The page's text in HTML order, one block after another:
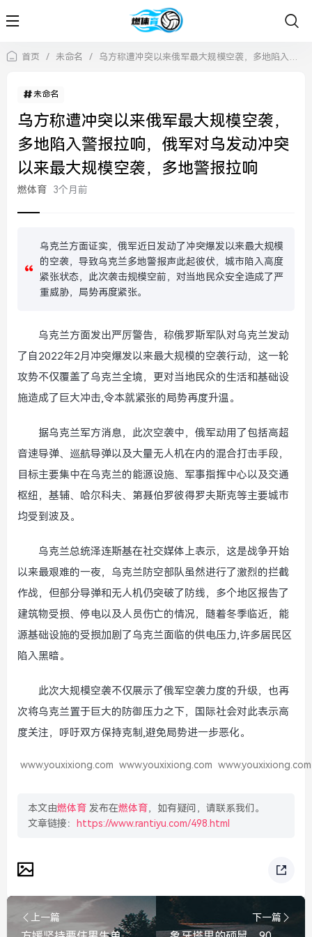
首页 / 未命名 / 乌方称遭冲突以来俄军最大规模空袭，多地陷入警报拉响，俄军对乌发动冲突以来最大规模空袭，多地警报拉响
未命名
乌方称遭冲突以来俄军最大规模空袭，
多地陷入警报拉响，俄军对乌发动冲突
以来最大规模空袭，多地警报拉响
燃体育 3个月前
乌克兰方面证实，俄军近日发动了冲突爆发以来最大规模
的空袭，导致乌克兰多地警报声此起彼伏，城市陷入高度
紧张状态，此次袭击规模空前，对当地民众安全造成了严
重威胁，局势再度紧张。
乌克兰方面发出严厉警告，称俄罗斯军队对乌克兰发动
了自2022年2月冲突爆发以来最大规模的空袭行动，这一轮
攻势不仅覆盖了乌克兰全境，更对当地民众的生活和基础设
施造成了巨大冲击,令本就紧张的局势再度升温。
据乌克兰军方消息，此次空袭中，俄军动用了包括高超
音速导弹、巡航导弹以及大量无人机在内的混合打击手段，
目标主要集中在乌克兰的能源设施、军事指挥中心以及交通
枢纽，基辅、哈尔科夫、第聂伯罗彼得罗夫斯克等主要城市
均受到波及。
乌克兰总统泽连斯基在社交媒体上表示，这是战争开始
以来最艰难的一夜，乌克兰防空部队虽然进行了激烈的拦截
作战，但部分导弹和无人机仍突破了防线，多个地区报告了
建筑物受损、停电以及人员伤亡的情况，随着冬季临近，能
源基础设施的受损加剧了乌克兰面临的供电压力,许多居民区
陷入黑暗。
此次大规模空袭不仅展示了俄军空袭力度的升级，也再
次将乌克兰置于巨大的防御压力之下，国际社会对此表示高
度关注，呼吁双方保持克制,避免局势进一步恶化。
www.youxixiong.com www.youxixiong.com www.youxixiong.com
本文由燃体育 发布在燃体育，如有疑问，请联系我们。
文章链接：
https://www.rantiyu.com/498.html
上一篇 下一篇